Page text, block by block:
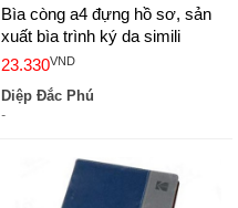
Bìa còng a4 đựng hồ sơ, sản
xuất bìa trình ký da simili
23.330VND
Diệp Đắc Phú
-